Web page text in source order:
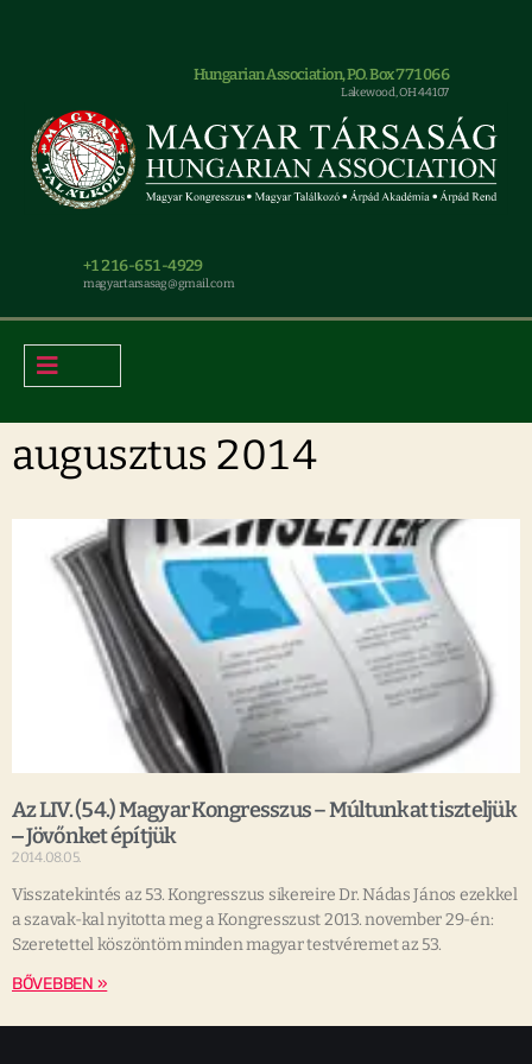
Hungarian Association, P.O. Box 771066
Lakewood, OH 44107
+1 216-651-4929
magyar.tarsasag@gmail.com
augusztus 2014
Az LIV. (54.) Magyar Kongresszus – Múltunkat tiszteljük
‒ Jövőnket építjük
2014.08.05.
Visszatekintés az 53. Kongresszus sikereire Dr. Nádas János ezekkel
a szavak-kal nyitotta meg a Kongresszust 2013. november 29-én:
Szeretettel köszöntöm minden magyar testvéremet az 53.
BŐVEBBEN »